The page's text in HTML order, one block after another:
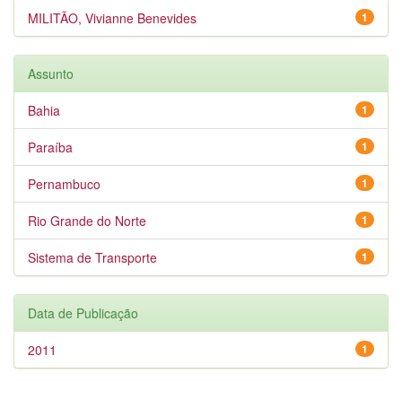
1
MILITÃO, Vivianne Benevides
Assunto
1
Bahia
1
Paraíba
1
Pernambuco
1
Rio Grande do Norte
1
Sistema de Transporte
Data de Publicação
1
2011